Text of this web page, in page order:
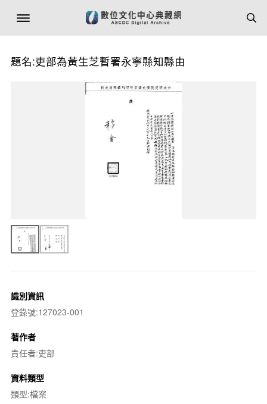
題名:吏部為黃生芝暫署永寧縣知縣由
識別資訊
登錄號:127023-001
著作者
責任者:吏部
資料類型
類型:檔案